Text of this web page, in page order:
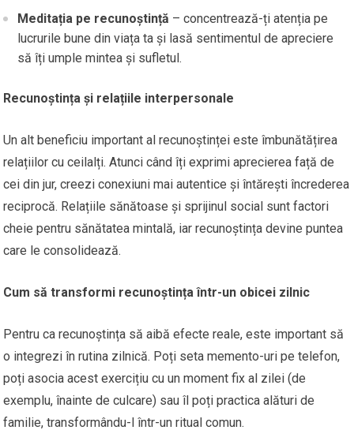
Meditația pe recunoștință – concentrează-ți atenția pe
lucrurile bune din viața ta și lasă sentimentul de apreciere
să îți umple mintea și sufletul.
Recunoștința și relațiile interpersonale
Un alt beneficiu important al recunoștinței este îmbunătățirea
relațiilor cu ceilalți. Atunci când îți exprimi aprecierea față de
cei din jur, creezi conexiuni mai autentice și întărești încrederea
reciprocă. Relațiile sănătoase și sprijinul social sunt factori
cheie pentru sănătatea mintală, iar recunoștința devine puntea
care le consolidează.
Cum să transformi recunoștința într-un obicei zilnic
Pentru ca recunoștința să aibă efecte reale, este important să
o integrezi în rutina zilnică. Poți seta memento-uri pe telefon,
poți asocia acest exercițiu cu un moment fix al zilei (de
exemplu, înainte de culcare) sau îl poți practica alături de
familie, transformându-l într-un ritual comun.